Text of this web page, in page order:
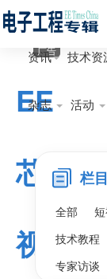
资讯 技术资
杂志 活动
EE
芯
视
广告
栏目
全部
技术教程
专家访谈